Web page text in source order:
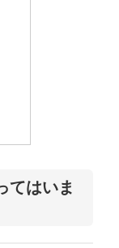
てはいま